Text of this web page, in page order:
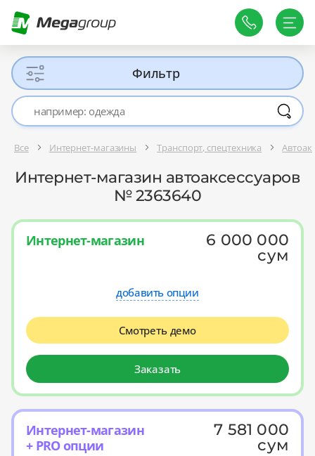
Фильтр
Все Интернет-магазины Транспорт, спецтехника
Интернет-магазин автоаксессуаров
№ 2363640
Интернет-магазин
6 000 000
сум
добавить опции
Смотреть демо
Заказать
Интернет-магазин
+ PRO опции
7 581 000
сум